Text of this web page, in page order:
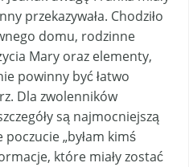
przekazywała. Chodziło
domu, rodzinne
Mary oraz elementy,
powinny być łatwo
Dla zwolenników
są najmocniejszą
„byłam kimś
które miały zostać